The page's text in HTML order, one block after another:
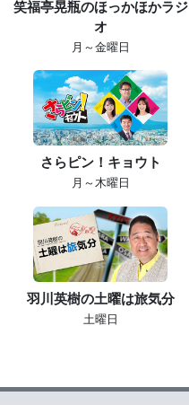
笑福亭晃瓶のほっかほかラジ
オ
月～金曜日
さらピン！キョウト
月～木曜日
羽川英樹の土曜は旅気分
土曜日